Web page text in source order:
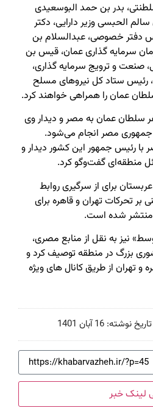
بدر بن حمد البوسعیدی
الحبسی وزیر دارایی، دکتر
دفتر خصوصی، عبدالسلام بن
سرمایه گذاری عمان، قیس بن
صنعت و ترویج سرمایه گذاری،
رئیس ستاد کل نیروهای مسلح
عمان را همراهی خواهند کرد.
سلطان عمان به مصر و دیدار وی
مصر انجام می‌شود.
رئیس جمهور این کشور دیدار و
منطقه‌ای گفت‌وگو کرد.
برای از سرگیری روابط
بر تحرکات تهران و قاهره برای
منتشر شده است.
نیز به نقل از منابع مصری،
بزرگ در منطقه توصیف کرد و
تهران از طریق کانال های ویژه
تاریخ نوشته: 16 آبان 1401
لینک خبر